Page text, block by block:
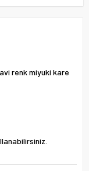
renk miyuki kare